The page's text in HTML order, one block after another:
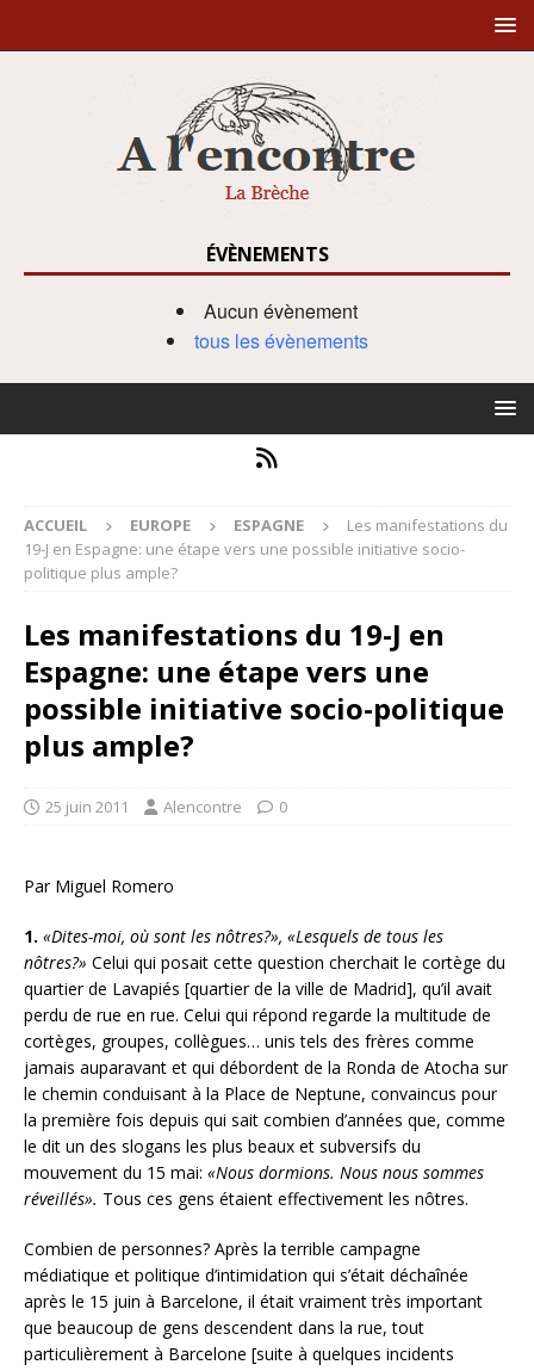
ÉVÈNEMENTS
Aucun évènement
tous les évènements
ACCUEIL EUROPE ESPAGNE
Les manifestations du
19-J en Espagne: une étape vers une possible initiative socio-
politique plus ample?
Les manifestations du 19-J en
Espagne: une étape vers une
possible initiative socio-politique
plus ample?
25 juin 2011 Alencontre 0
Par Miguel Romero
1. «Dites-moi, où sont les nôtres?», «Lesquels de tous les
nôtres?» Celui qui posait cette question cherchait le cortège du
quartier de Lavapiés [quartier de la ville de Madrid], qu’il avait
perdu de rue en rue. Celui qui répond regarde la multitude de
cortèges, groupes, collègues… unis tels des frères comme
jamais auparavant et qui débordent de la Ronda de Atocha sur
le chemin conduisant à la Place de Neptune, convaincus pour
la première fois depuis qui sait combien d’années que, comme
le dit un des slogans les plus beaux et subversifs du
mouvement du 15 mai: «Nous dormions. Nous nous sommes
réveillés». Tous ces gens étaient effectivement les nôtres.
Combien de personnes? Après la terrible campagne
médiatique et politique d’intimidation qui s’était déchaînée
après le 15 juin à Barcelone, il était vraiment très important
que beaucoup de gens descendent dans la rue, tout
particulièrement à Barcelone [suite à quelques incidents